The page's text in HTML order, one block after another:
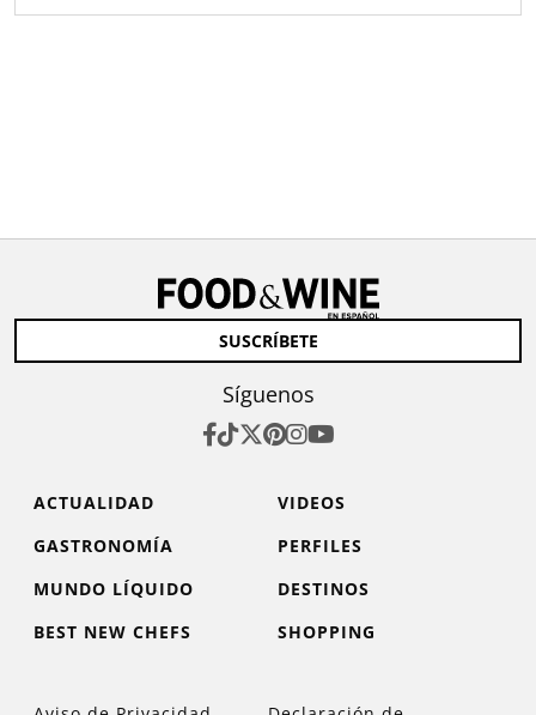
SUSCRÍBETE
Síguenos
ACTUALIDAD
VIDEOS
GASTRONOMÍA
PERFILES
MUNDO LÍQUIDO
DESTINOS
BEST NEW CHEFS
SHOPPING